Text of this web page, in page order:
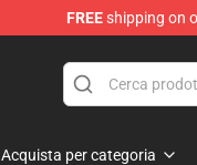
FREEshipping on
Acquista per categoria